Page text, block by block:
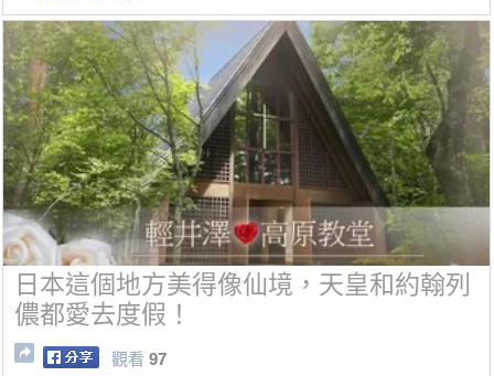
日本這個地方美得像仙境，天皇和約翰列
儂都愛去度假！
觀看 97